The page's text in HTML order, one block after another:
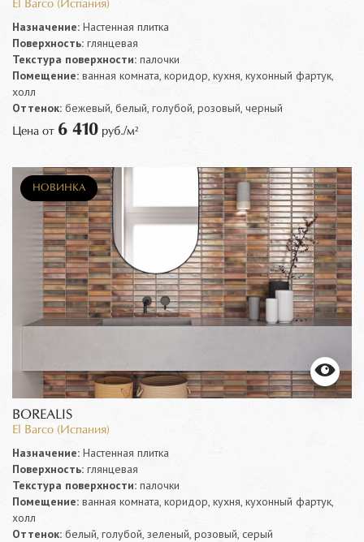
El Barco (Испания)
Назначение: Настенная плитка
Поверхность: глянцевая
Текстура поверхности: палочки
Помещение: ванная комната, коридор, кухня, кухонный фартук,
холл
Оттенок: бежевый, белый, голубой, розовый, черный
Цена от 6 410 руб./м²
НОВИНКА
BOREALIS
El Barco (Испания)
Назначение: Настенная плитка
Поверхность: глянцевая
Текстура поверхности: палочки
Помещение: ванная комната, коридор, кухня, кухонный фартук,
холл
Оттенок: белый, голубой, зеленый, розовый, серый